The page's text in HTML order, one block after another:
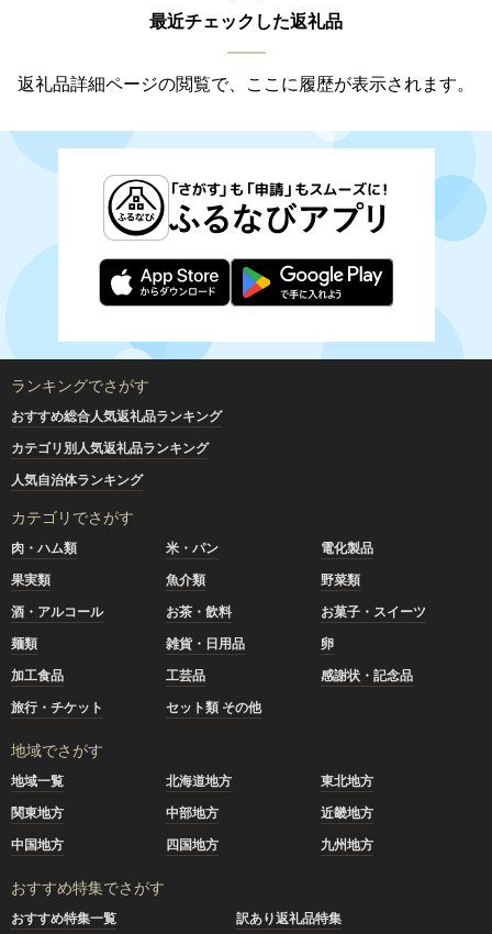
最近チェックした返礼品
返礼品詳細ページの閲覧で、ここに履歴が表示されます。
ランキングでさがす
おすすめ総合人気返礼品ランキング
カテゴリ別人気返礼品ランキング
人気自治体ランキング
カテゴリでさがす
肉・ハム類 米・パン
電化製品
果実類
魚介類
野菜類
酒・アルコール
お茶・飲料
お菓子・スイーツ
麺類
雑貨・日用品
卵
加工食品
工芸品
感謝状・記念品
旅行・チケット
セット類 その他
地域でさがす
地域一覧 北海道地方
東北地方
関東地方
中部地方
近畿地方
中国地方
四国地方 九州地方
おすすめ特集でさがす
おすすめ特集一覧
訳あり返礼品特集